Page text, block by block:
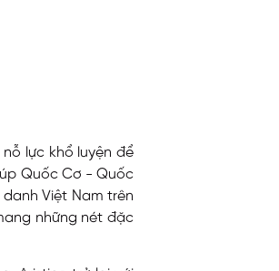
lực khổ luyện để
Quốc Cơ - Quốc
Việt Nam trên
những nét đặc